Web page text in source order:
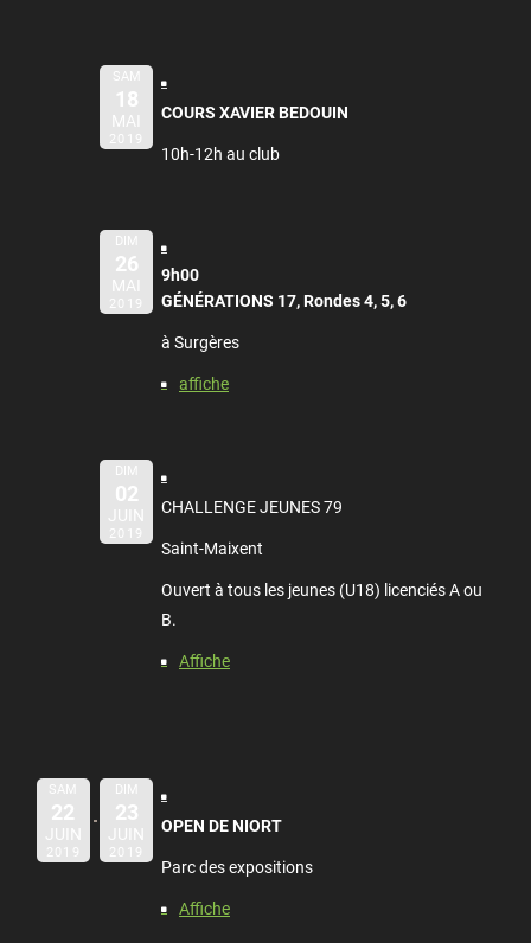
SAM
18
MAI
2019
COURS XAVIER BEDOUIN
10h-12h au club
DIM
26
MAI
2019
9h00
GÉNÉRATIONS 17, Rondes 4, 5, 6
à Surgères
affiche
DIM
02
JUIN
2019
CHALLENGE JEUNES 79
Saint-Maixent
Ouvert à tous les jeunes (U18) licenciés A ou
B.
Affiche
SAM
22
JUIN
2019
DIM
23
JUIN
2019
OPEN DE NIORT
Parc des expositions
Affiche